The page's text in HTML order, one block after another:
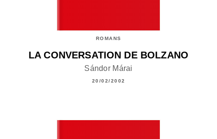
ROMANS
LA CONVERSATION DE BOLZANO
Sándor Márai
20/02/2002